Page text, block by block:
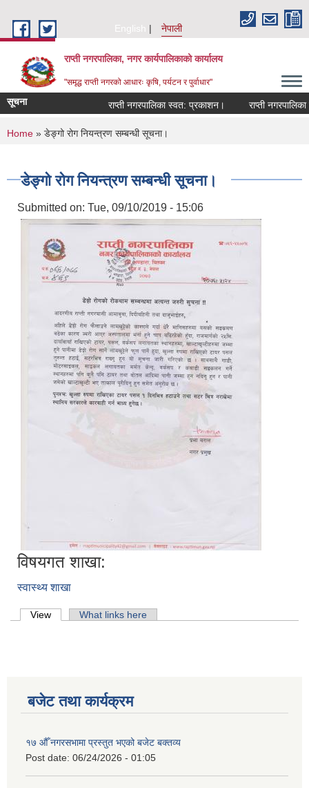
English
नेपाली
राप्ती नगरपालिका, नगर कार्यपालिकाको कार्यालय
"समृद्ध राप्ती नगरको आधारः कृषि, पर्यटन र पुर्वाधार"
सूचना राप्ती नगरपालिका स्वत: प्रकाशन। राप्ती नगरपालिका
You are here
Home » डेङ्गो रोग नियन्त्रण सम्बन्धी सूचना।
डेङ्गो रोग नियन्त्रण सम्बन्धी सूचना।
Submitted on: Tue, 09/10/2019 - 15:06
विषयगत शाखा:
स्वास्थ्य शाखा
Primary tabs
View (active tab)What links here
बजेट तथा कार्यक्रम
१७ औँ नगरसभामा प्रस्तुत भएको बजेट बक्तव्य
Post date: 06/24/2026 - 01:05